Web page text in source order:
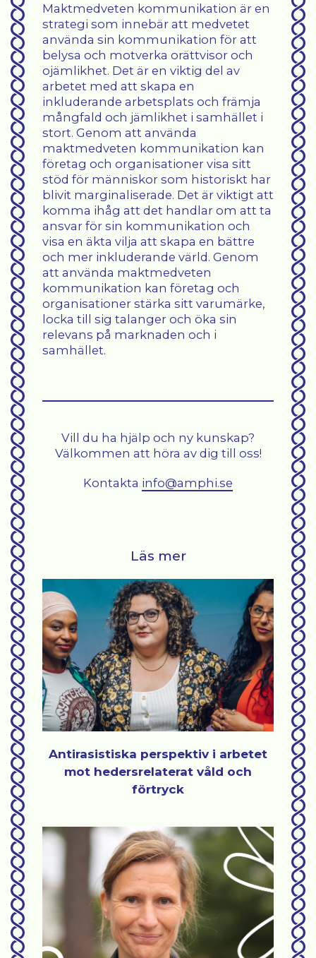
Maktmedveten kommunikation är en
strategi som innebär att medvetet
använda sin kommunikation för att
belysa och motverka orättvisor och
ojämlikhet. Det är en viktig del av
arbetet med att skapa en
inkluderande arbetsplats och främja
mångfald och jämlikhet i samhället i
stort. Genom att använda
maktmedveten kommunikation kan
företag och organisationer visa sitt
stöd för människor som historiskt har
blivit marginaliserade. Det är viktigt att
komma ihåg att det handlar om att ta
ansvar för sin kommunikation och
visa en äkta vilja att skapa en bättre
och mer inkluderande värld. Genom
att använda maktmedveten
kommunikation kan företag och
organisationer stärka sitt varumärke,
locka till sig talanger och öka sin
relevans på marknaden och i
samhället.
Vill du ha hjälp och ny kunskap?
Välkommen att höra av dig till oss!
Kontakta info@amphi.se
Läs mer
Antirasistiska perspektiv i arbetet
mot hedersrelaterat våld och
förtryck